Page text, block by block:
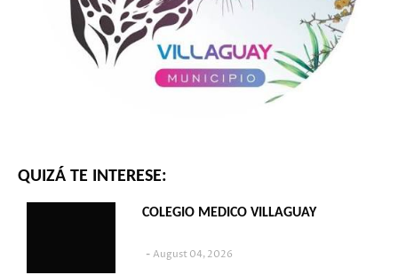
QUIZÁ TE INTERESE:
COLEGIO MEDICO VILLAGUAY
August 04, 2026